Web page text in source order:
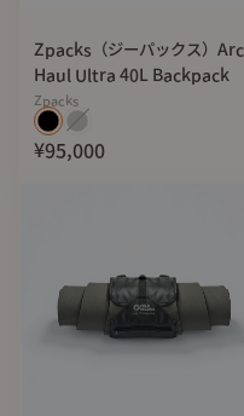
Zpacks（ジーパックス）Arc
Haul Ultra 40L Backpack
Zpacks
¥95,000